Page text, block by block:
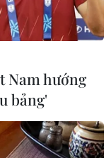
Nam hướng
bảng'